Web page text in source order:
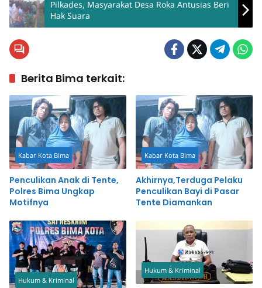
Pilkades, Masyarakat Desa Roka Antusias Beri
Hak Suara
Berita Bima terkait:
Kabar Kota Bima
Penculikan Anak di Tente,
Polres Bima Ungkap
Motifnya
Kabar Kota Bima
Akhirnya,Terduga Pelaku
Penculikan Bayi di Pasar
Tente Diamankan
Hukum & Kriminal
Hukum & Kriminal